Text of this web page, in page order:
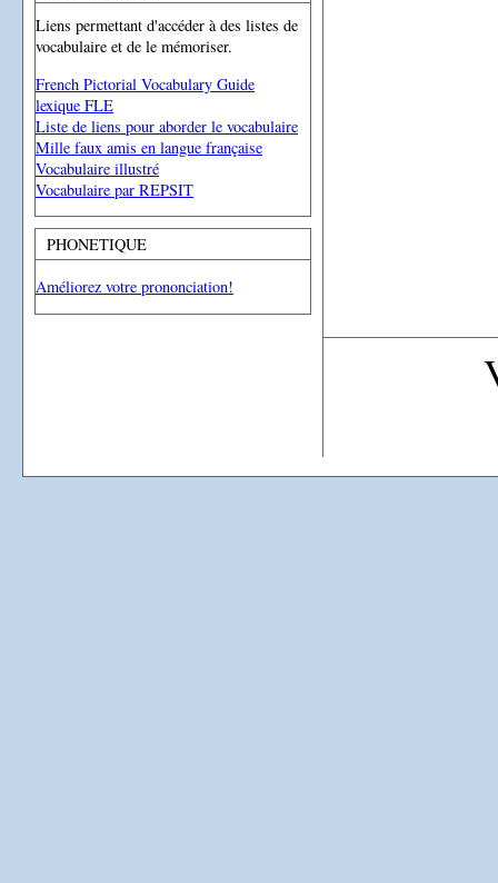
Liens permettant d'accéder à des listes de
vocabulaire et de le mémoriser.
French Pictorial Vocabulary Guide
lexique FLE
Liste de liens pour aborder le vocabulaire
Mille faux amis en langue française
Vocabulaire illustré
Vocabulaire par REPSIT
PHONETIQUE
Améliorez votre prononciation!